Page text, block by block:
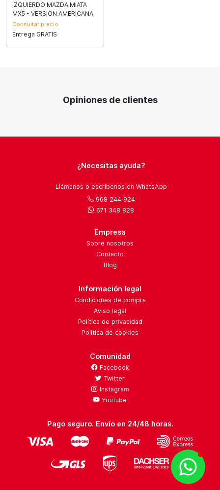
IZQUIERDO MAZDA MIATA
MX5 - VERSION AMERICANA
Consultar precio
Entrega GRATIS
Opiniones de clientes
¿Necesitas ayuda?
Llámanos o escríbenos en WhatsApp
968 244 924
671 348 828
Empresa
Sobre nosotros
Contacto
Blog
Información legal
Condiciones de compra
Aviso legal
Política de privacidad
Política de cookies
Comunidad
Facebook
Twitter
Instagram
Youtube
Pago seguro. Envío en 24/48 horas.